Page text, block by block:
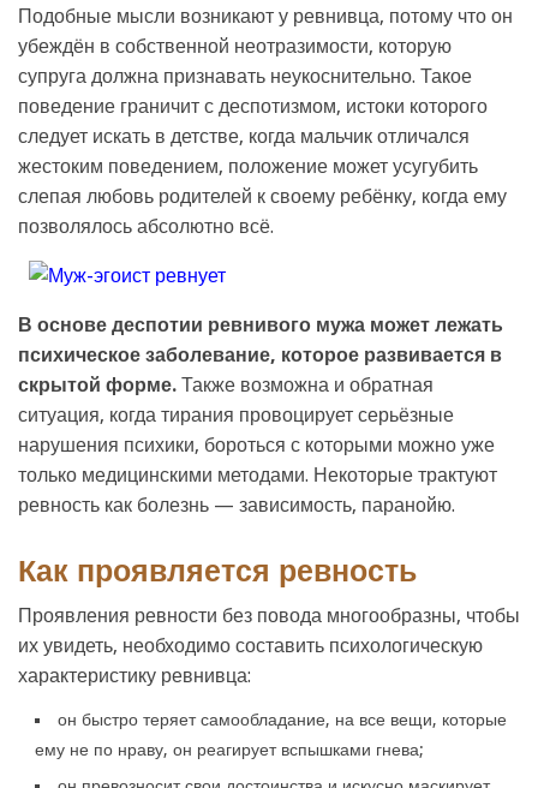
Подобные мысли возникают у ревнивца, потому что он
убеждён в собственной неотразимости, которую
супруга должна признавать неукоснительно. Такое
поведение граничит с деспотизмом, истоки которого
следует искать в детстве, когда мальчик отличался
жестоким поведением, положение может усугубить
слепая любовь родителей к своему ребёнку, когда ему
позволялось абсолютно всё.
В основе деспотии ревнивого мужа может лежать
психическое заболевание, которое развивается в
скрытой форме. Также возможна и обратная
ситуация, когда тирания провоцирует серьёзные
нарушения психики, бороться с которыми можно уже
только медицинскими методами. Некоторые трактуют
ревность как болезнь — зависимость, паранойю.
Как проявляется ревность
Проявления ревности без повода многообразны, чтобы
их увидеть, необходимо составить психологическую
характеристику ревнивца:
он быстро теряет самообладание, на все вещи, которые
ему не по нраву, он реагирует вспышками гнева;